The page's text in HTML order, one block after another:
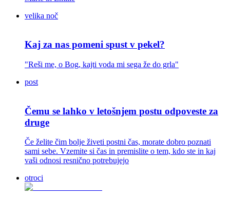
velika noč
Kaj za nas pomeni spust v pekel?
"Reši me, o Bog, kajti voda mi sega že do grla"
post
Čemu se lahko v letošnjem postu odpoveste za
druge
Če želite čim bolje živeti postni čas, morate dobro poznati
sami sebe. Vzemite si čas in premislite o tem, kdo ste in kaj
vaši odnosi resnično potrebujejo
otroci